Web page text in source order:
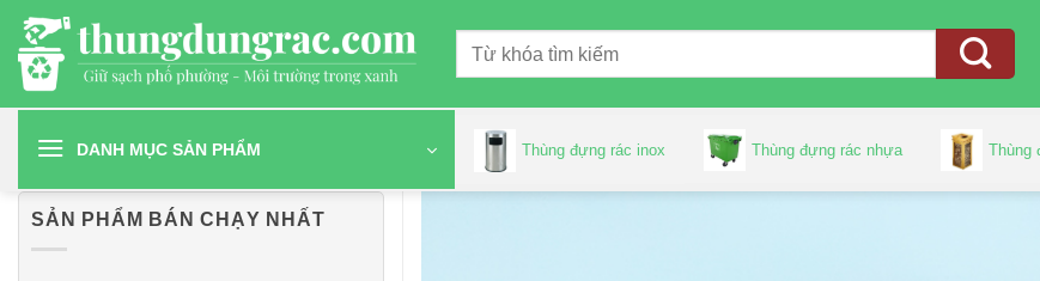
Chuyển
đến
nội
dung
kiếm:
DANH MỤC SẢN PHẨM Thùng đựng rác inox Thùng đựng rác nhựa Thùng
SẢN PHẨM BÁN CHẠY NHẤT